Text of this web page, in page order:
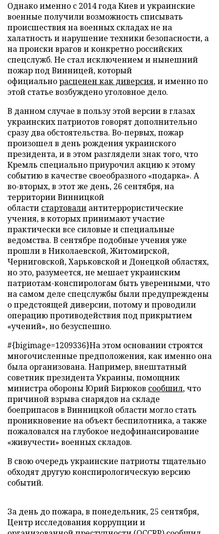
Однако именно с 2014 года Киев и украинские
военные получили возможность списывать
происшествия на военных складах не на
халатность и нарушение техники безопасности, а
на происки врагов и конкретно российских
спецслужб. Не стал исключением и нынешний
пожар под Винницей, который
официальнорасценен как диверсия, и именно по
этой статье возбуждено уголовное дело.
В данном случае в пользу этой версии в глазах
украинских патриотов говорят дополнительно
сразу два обстоятельства. Во-первых, пожар
произошел в день рождения украинского
президента, и в этом разглядели знак того, что
Кремль специально приурочил акцию к этому
событию в качестве своеобразного «подарка». А
во-вторых, в этот же день, 26 сентября, на
территории Винницкой
области стартовали антитеррористические
учения, в которых принимают участие
практически все силовые и специальные
ведомства. В сентябре подобные учения уже
прошли в Николаевской, Житомирской,
Черниговской, Харьковской и Донецкой областях,
но это, разумеется, не мешает украинским
патриотам-конспирологам быть уверенными, что
на самом деле спецслужбы были предупреждены
о предстоящей диверсии, потому и проводили
операцию противодействия под прикрытием
«учений», но безуспешно.
#{bigimage=1209336}На этом основании строятся
многочисленные предположения, как именно она
была организована. Например, внештатный
советник президента Украины, помощник
министра обороны Юрий Бирюков сообщил, что
причиной взрыва снарядов на складе
боеприпасов в Винницкой области могло стать
проникновение на объект беспилотника, а также
пожаловался на глубокое недофинансирование
«живучести» военных складов.
В свою очередь украинские патриоты тщательно
обходят другую конспирологическую версию
событий.
За день до пожара, в понедельник, 25 сентября,
Центр исследования коррупции и